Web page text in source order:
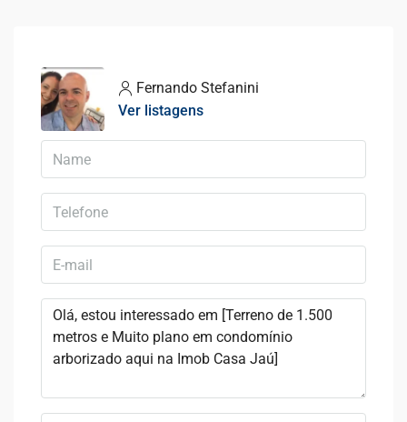
Fernando Stefanini
Ver listagens